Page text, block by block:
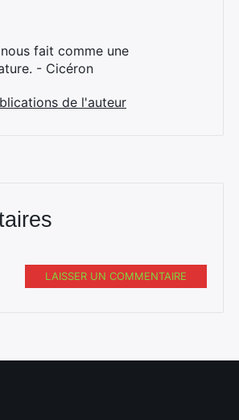
nous fait comme une
- Cicéron
de l'auteur
LAISSER UN COMMENTAIRE